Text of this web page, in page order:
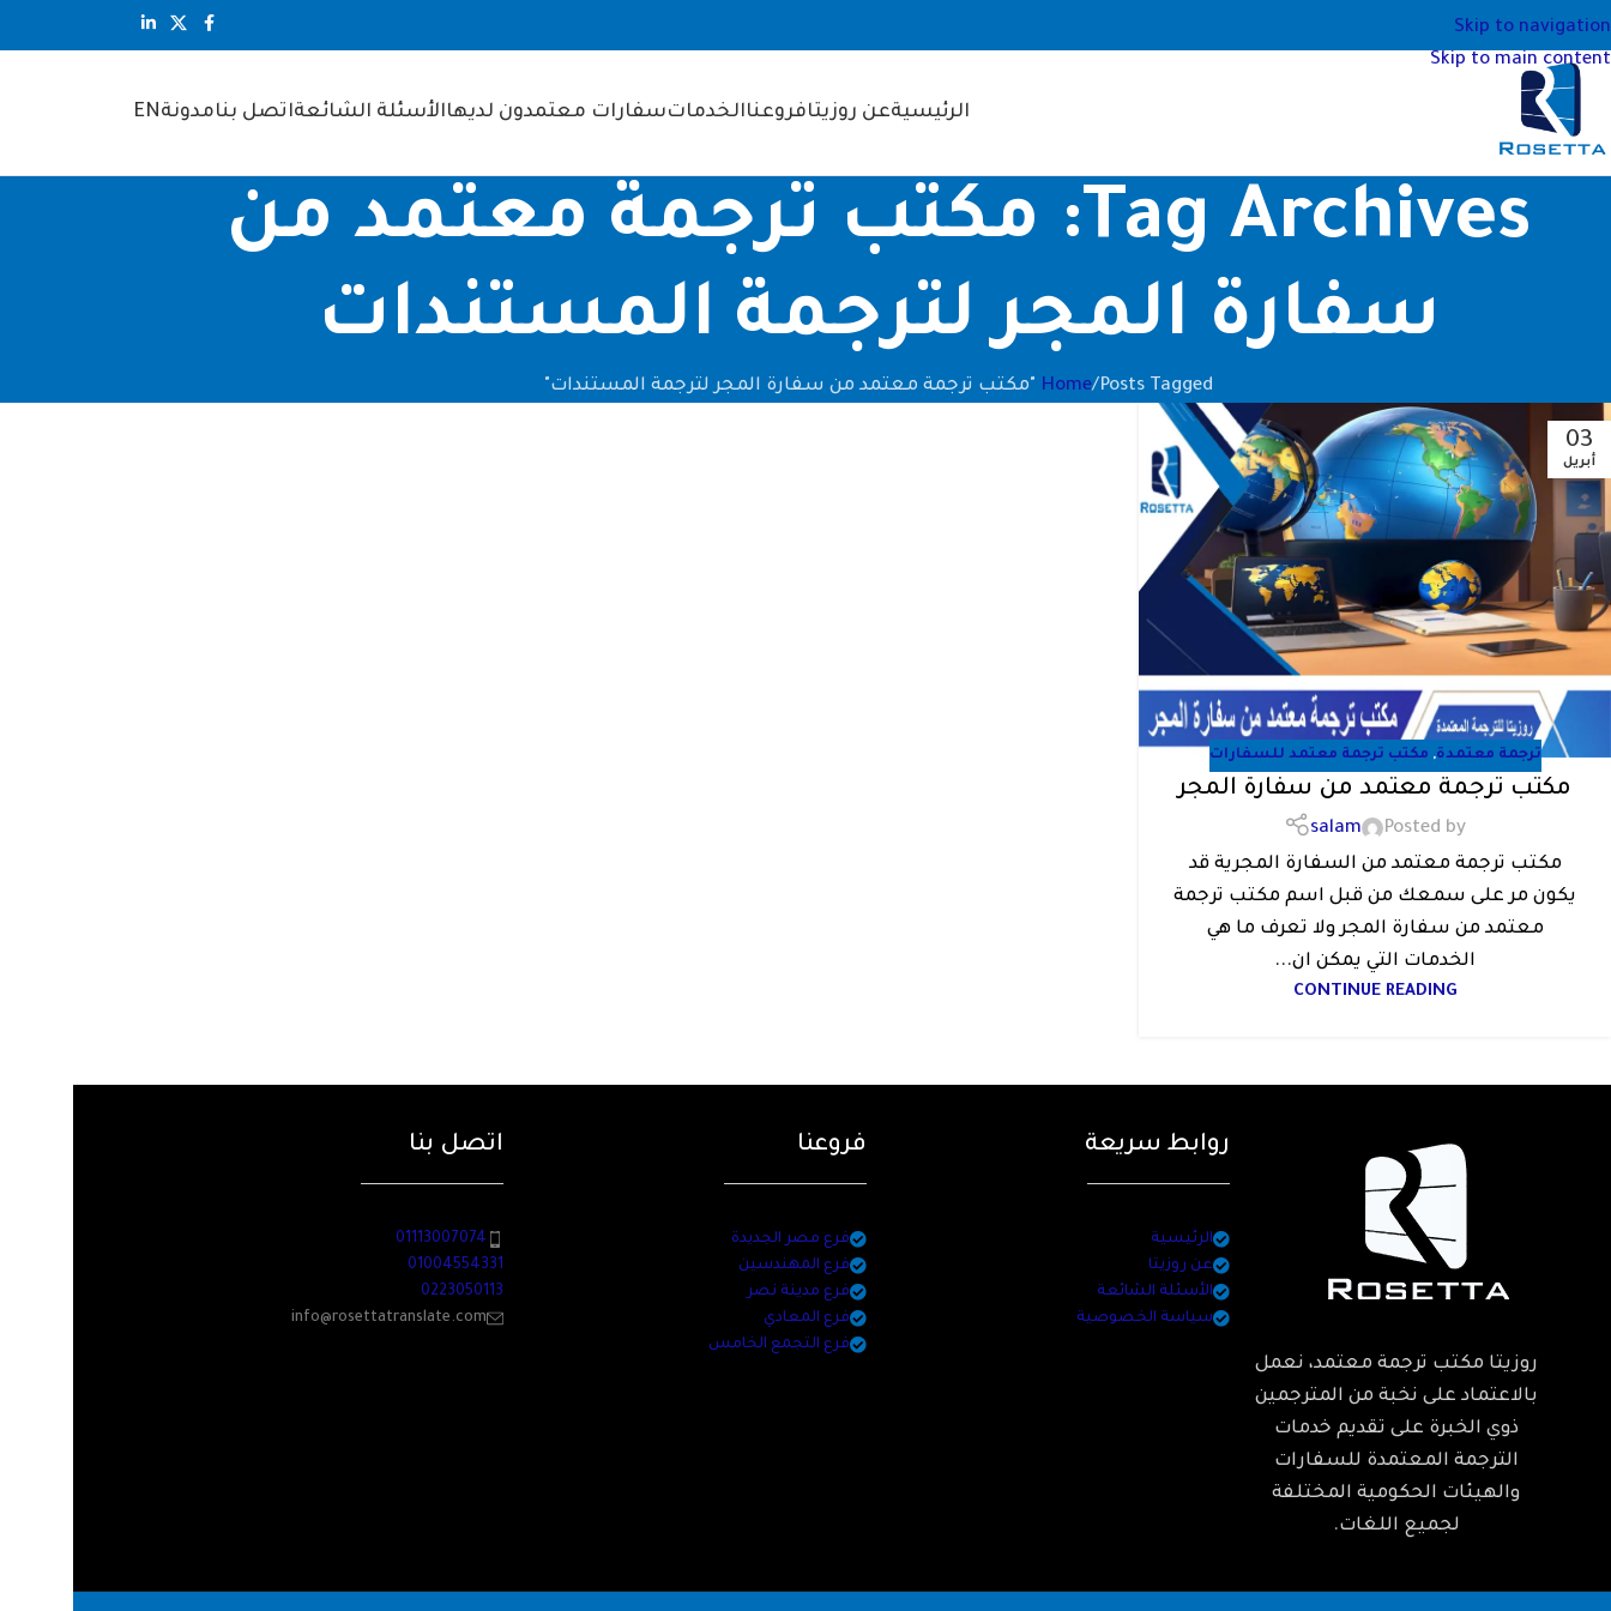
Skip to navigation
Skip to main content
الرئيسيةعن روزيتافروعناالخدماتسفارات معتمدون لديهاالأسئلة الشائعةاتصل بنامدونةEN
Tag Archives: مكتب ترجمة معتمد من
سفارة المجر لترجمة المستندات
Home Posts Tagged "مكتب ترجمة معتمد من سفارة المجر لترجمة المستندات"
03
أبريل
ترجمة معتمدة, مكتب ترجمة معتمد للسفارات
مكتب ترجمة معتمد من سفارة المجر
Posted by
salam
مكتب ترجمة معتمد من السفارة المجرية قد
يكون مر على سمعك من قبل اسم مكتب ترجمة
معتمد من سفارة المجر ولا تعرف ما هي
الخدمات التي يمكن ان...
CONTINUE READING
روزيتا مكتب ترجمة معتمد، نعمل
بالاعتماد على نخبة من المترجمين
ذوي الخبرة على تقديم خدمات
الترجمة المعتمدة للسفارات
والهيئات الحكومية المختلفة
لجميع اللغات.
روابط سريعة
الرئيسية
عن روزيتا
الأسئلة الشائعة
سياسة الخصوصية
فروعنا
فرع مصر الجديدة
فرع المهندسين
فرع مدينة نصر
فرع المعادي
فرع التجمع الخامس
اتصل بنا
01113007074
01004554331
0223050113
info@rosettatranslate.com